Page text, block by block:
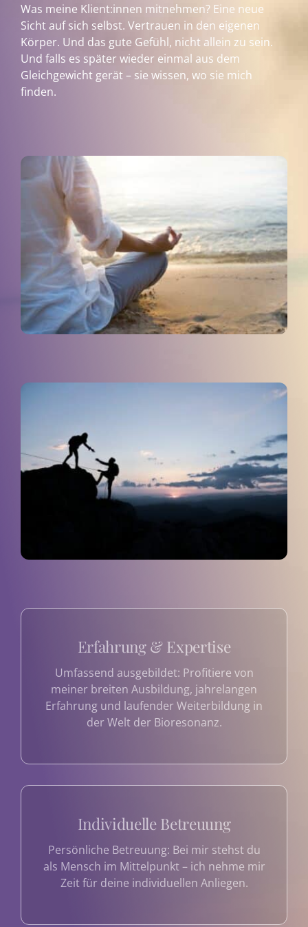
Was meine Klient:innen mitnehmen? Eine neue
Sicht auf sich selbst. Vertrauen in den eigenen
Körper. Und das gute Gefühl, nicht allein zu sein.
Und falls es später wieder einmal aus dem
Gleichgewicht gerät – sie wissen, wo sie mich
finden.
Erfahrung & Expertise
Umfassend ausgebildet: Profitiere von
meiner breiten Ausbildung, jahrelangen
Erfahrung und laufender Weiterbildung in
der Welt der Bioresonanz.
Individuelle Betreuung
Persönliche Betreuung: Bei mir stehst du
als Mensch im Mittelpunkt – ich nehme mir
Zeit für deine individuellen Anliegen.